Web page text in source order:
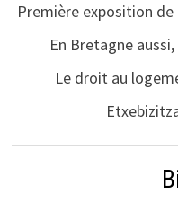
Première exposition
En Bretagne
Le droit au